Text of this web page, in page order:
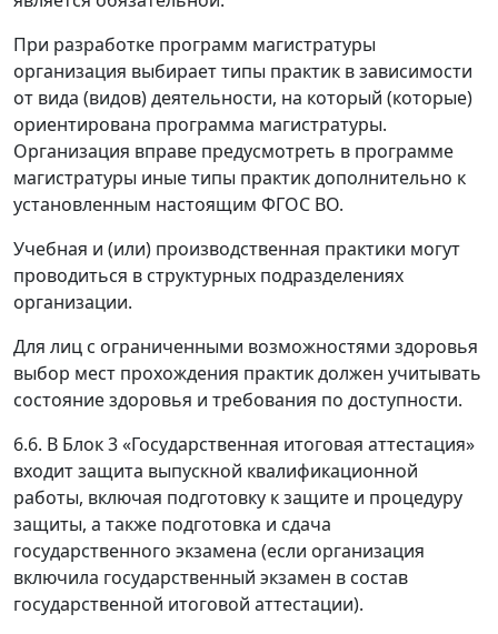
При разработке программ магистратуры
организация выбирает типы практик в зависимости
от вида (видов) деятельности, на который (которые)
ориентирована программа магистратуры.
Организация вправе предусмотреть в программе
магистратуры иные типы практик дополнительно к
установленным настоящим ФГОС ВО.
Учебная и (или) производственная практики могут
проводиться в структурных подразделениях
организации.
Для лиц с ограниченными возможностями здоровья
выбор мест прохождения практик должен учитывать
состояние здоровья и требования по доступности.
6.6. В Блок 3 «Государственная итоговая аттестация»
входит защита выпускной квалификационной
работы, включая подготовку к защите и процедуру
защиты, а также подготовка и сдача
государственного экзамена (если организация
включила государственный экзамен в состав
государственной итоговой аттестации).